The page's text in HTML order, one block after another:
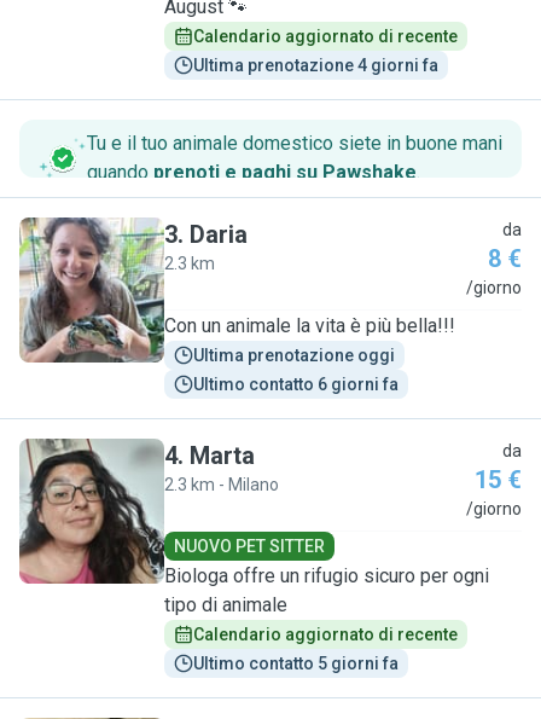
August 🐾
Calendario aggiornato di recente
Ultima prenotazione 4 giorni fa
Tu e il tuo animale domestico siete in buone mani
quando prenoti e paghi su Pawshake.
D
3. Daria
2.3 km
da
8 €
/giorno
Con un animale la vita è più bella!!!
Ultima prenotazione oggi
Ultimo contatto 6 giorni fa
M
4. Marta
2.3 km - Milano
da
15 €
/giorno
NUOVO PET SITTER
Biologa offre un rifugio sicuro per ogni
tipo di animale
Calendario aggiornato di recente
Ultimo contatto 5 giorni fa